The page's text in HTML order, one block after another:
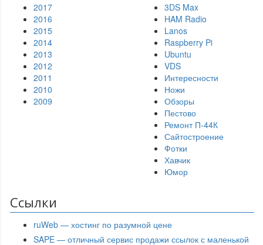
2017
2016
2015
2014
2013
2012
2011
2010
2009
3DS Max
HAM Radio
Lanos
Raspberry Pi
Ubuntu
VDS
Интересности
Ножи
Обзоры
Пестово
Ремонт П-44К
Сайтостроение
Фотки
Хавчик
Юмор
Ссылки
ruWeb — хостинг по разумной цене
SAPE — отличный сервис продажи ссылок с маленькой